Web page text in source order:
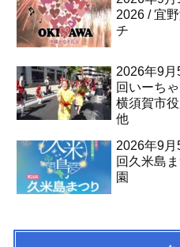
2026 / 宜
チ
2026年9
回いーち
横須賀市
他
2026年9
回久米島
園